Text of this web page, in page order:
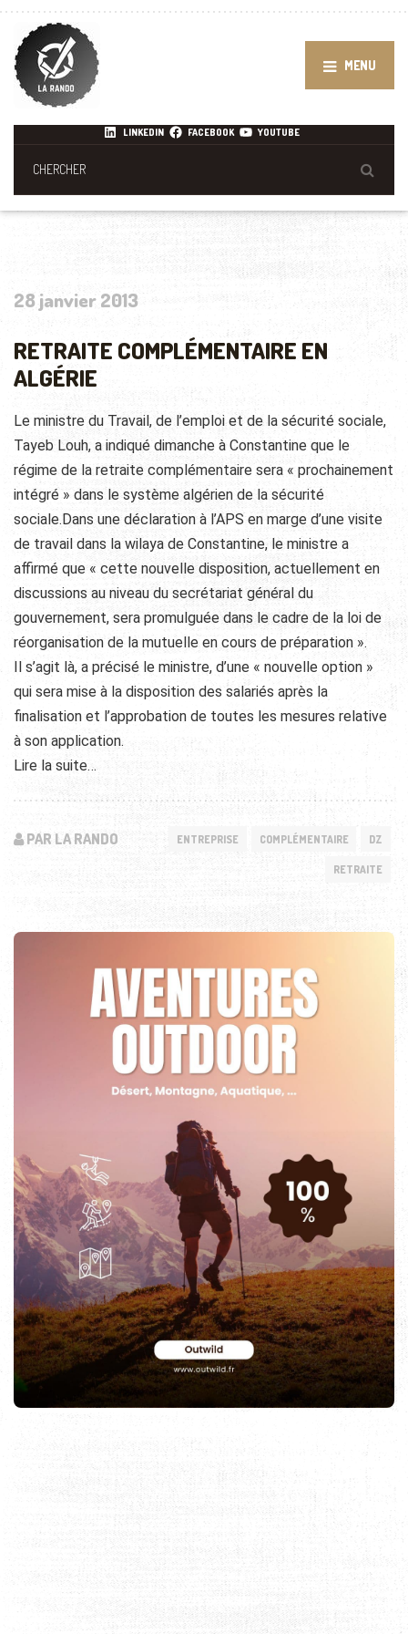
MENU
LINKEDIN FACEBOOK YOUTUBE
28 janvier 2013
RETRAITE COMPLÉMENTAIRE EN
ALGÉRIE
Le ministre du Travail, de l’emploi et de la sécurité sociale,
Tayeb Louh, a indiqué dimanche à Constantine que le
régime de la retraite complémentaire sera « prochainement
intégré » dans le système algérien de la sécurité
sociale.Dans une déclaration à l’APS en marge d’une visite
de travail dans la wilaya de Constantine, le ministre a
affirmé que « cette nouvelle disposition, actuellement en
discussions au niveau du secrétariat général du
gouvernement, sera promulguée dans le cadre de la loi de
réorganisation de la mutuelle en cours de préparation ».
Il s’agit là, a précisé le ministre, d’une « nouvelle option »
qui sera mise à la disposition des salariés après la
finalisation et l’approbation de toutes les mesures relative
à son application.
Lire la suite…
PAR LA RANDO ENTREPRISE COMPLÉMENTAIRE DZ
RETRAITE